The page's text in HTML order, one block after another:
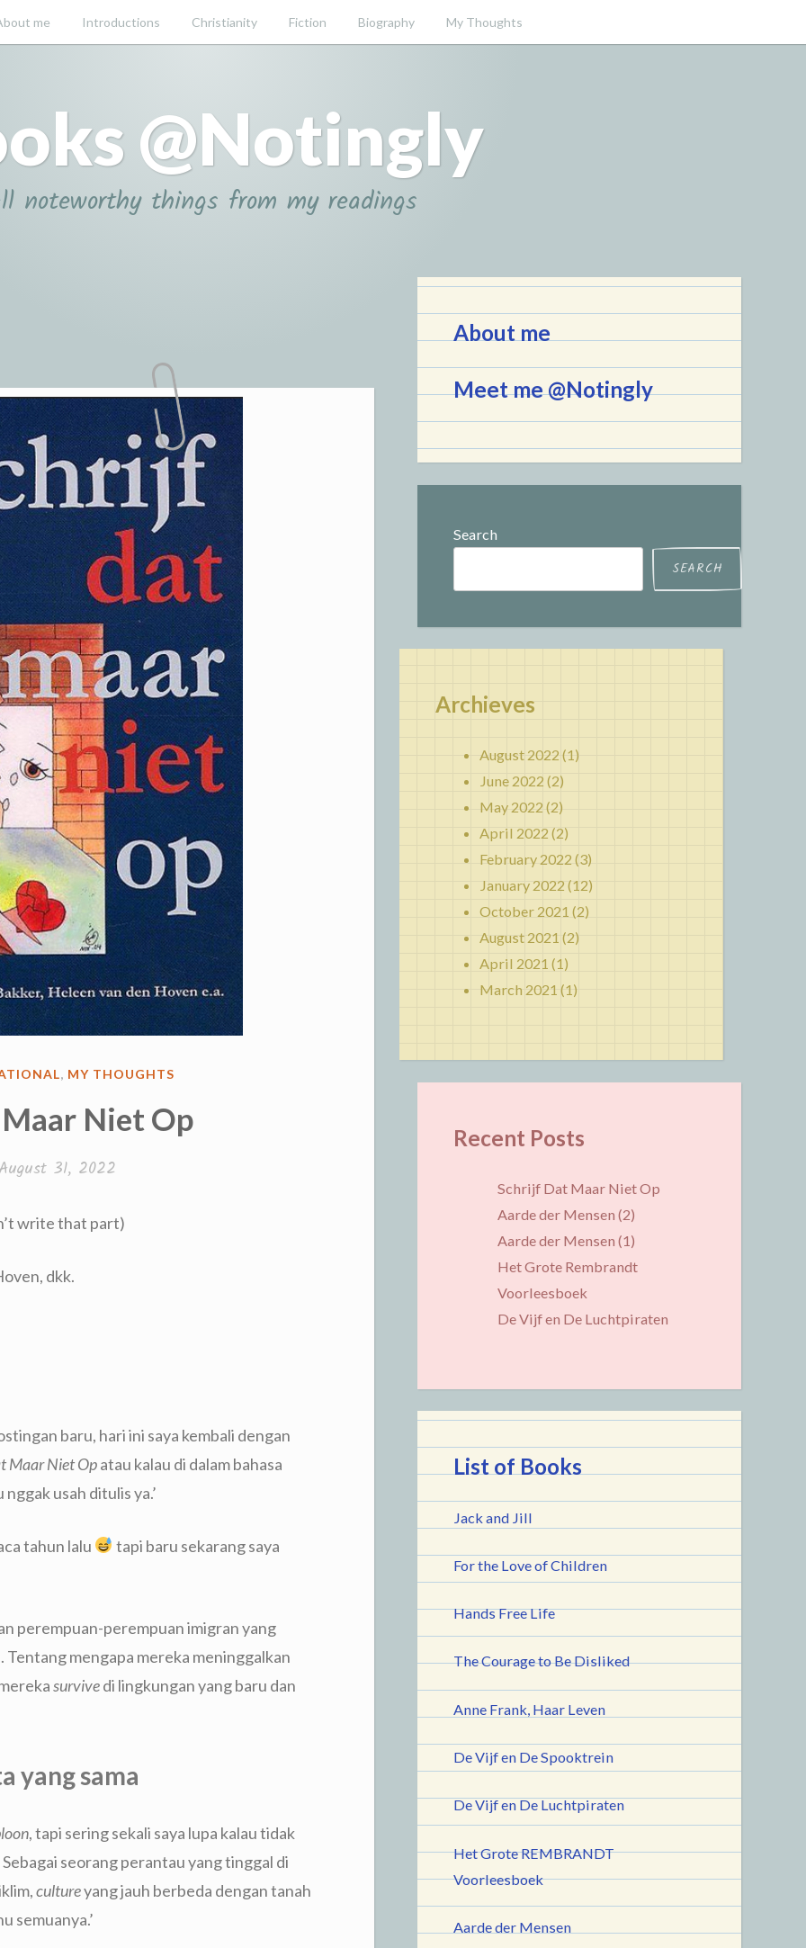
me Introductions Christianity Fiction Biography My Thoughts
@Notingly
noteworthy things from my readings
, MY THOUGHTS
Niet Op
August 31, 2022
write that part)
dkk.
baru, hari ini saya kembali dengan
Maar Niet Opatau kalau di dalam bahasa
usah ditulis ya.’
tahun lalu
tapi baru sekarang saya
perempuan-perempuan imigran yang
Tentang mengapa mereka meninggalkan
survivedi lingkungan yang baru dan
yang sama
, tapi sering sekali saya lupa kalau tidak
seorang perantau yang tinggal di
cultureyang jauh berbeda dengan tanah
semuanya.’
About me
Meet me @Notingly
Search
SEARCH
Archieves
August 2022 (1)
June 2022 (2)
May 2022 (2)
April 2022 (2)
February 2022 (3)
January 2022 (12)
October 2021 (2)
August 2021 (2)
April 2021 (1)
March 2021 (1)
Recent Posts
Schrijf Dat Maar Niet Op
Aarde der Mensen (2)
Aarde der Mensen (1)
Het Grote Rembrandt
Voorleesboek
De Vijf en De Luchtpiraten
List of Books
Jack and Jill
For the Love of Children
Hands Free Life
The Courage to Be Disliked
Anne Frank, Haar Leven
De Vijf en De Spooktrein
De Vijf en De Luchtpiraten
Het Grote REMBRANDT
Voorleesboek
Aarde der Mensen